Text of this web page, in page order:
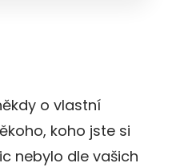
o vlastní
koho jste si
nebylo dle vašich